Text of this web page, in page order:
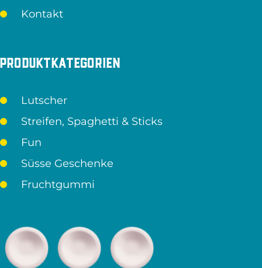
Kontakt
Produktkategorien
Lutscher
Streifen, Spaghetti & Sticks
Fun
Süsse Geschenke
Fruchtgummi